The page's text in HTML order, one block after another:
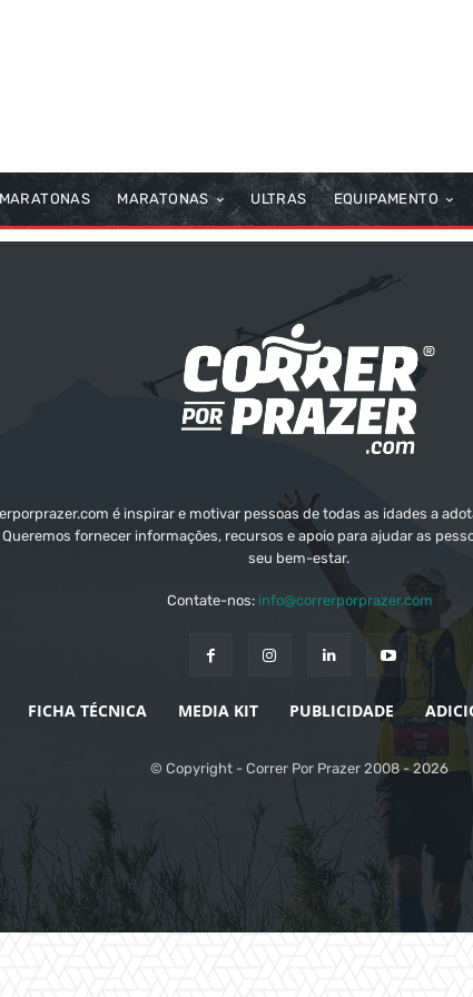
MARATONAS ULTRAS EQUIPAMENTO
é inspirar e motivar pessoas de todas as idades a
fornecer informações, recursos e apoio para ajudar as
seu bem-estar.
Contate-nos: info@correrporprazer.com
FICHA TÉCNICA MEDIA KIT PUBLICIDADE
© Copyright - Correr Por Prazer 2008 - 2026